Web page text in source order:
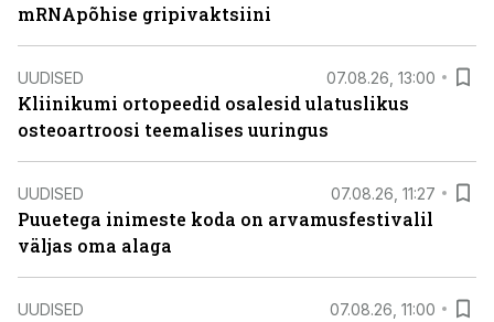
mRNApõhise gripivaktsiini
UUDISED 07.08.26, 13:00
Kliinikumi ortopeedid osalesid ulatuslikus
osteoartroosi teemalises uuringus
UUDISED 07.08.26, 11:27
Puuetega inimeste koda on arvamusfestivalil
väljas oma alaga
UUDISED 07.08.26, 11:00